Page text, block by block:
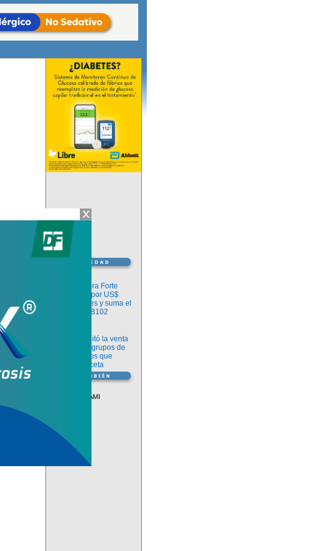
argenx compra Forte
Biosciences por US$
2.200 millones y suma el
anticuerpo FB102
ANMAT habilitó la venta
libre de diez grupos de
medicamentos que
requerían receta
Descuentos PAMI